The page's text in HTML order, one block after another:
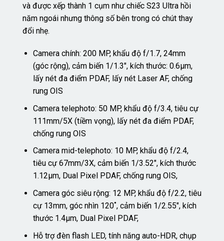
và được xếp thành 1 cụm như chiếc S23 Ultra hồi
năm ngoái nhưng thông số bên trong có chút thay
đổi nhẹ.
Camera chính: 200 MP, khẩu độ f/1.7, 24mm
(góc rộng), cảm biến 1/1.3″, kích thước: 0.6µm,
lấy nét đa điểm PDAF, lấy nét Laser AF, chống
rung OIS
Camera telephoto: 50 MP, khẩu độ f/3.4, tiêu cự
111mm/5X (tiềm vọng), lấy nét đa điểm PDAF,
chống rung OIS
Camera mid-telephoto: 10 MP, khẩu độ f/2.4,
tiêu cự 67mm/3X, cảm biến 1/3.52″, kích thước
1.12µm, Dual Pixel PDAF, chống rung OIS,
Camera góc siêu rộng: 12 MP, khẩu độ f/2.2, tiêu
cự 13mm, góc nhìn 120˚, cảm biến 1/2.55″, kích
thước 1.4µm, Dual Pixel PDAF,
Hỗ trợ đèn flash LED, tính năng auto-HDR, chụp